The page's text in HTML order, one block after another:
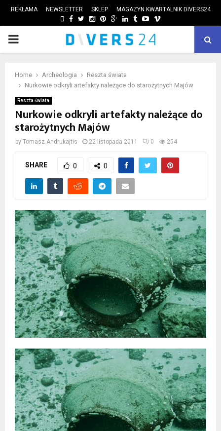
REKLAMA NEWSLETTER SKLEP MAGAZYN KWARTALNIK DIVERS24
FACEBOOK
TWITTER
INSTAGRAM
PINTEREST
GOOGLE
LINKEDIN
TUMBLRYOUTUBE
VIMEO
PRIMARY
Home Archeologia
Reszta świata
Nurkowie odkryli artefakty należące do starożytnych Majów
Reszta świata
Nurkowie odkryli artefakty należące do
starożytnych Majów
by Tomasz Andrukajtis 22 listopada 2011 0 254
SHARE 0 0